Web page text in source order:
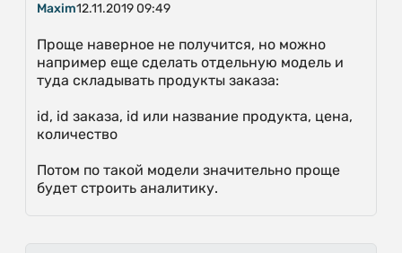
Maxim12.11.2019 09:49
Проще наверное не получится, но можно
например еще сделать отдельную модель и
туда складывать продукты заказа:
id, id заказа, id или название продукта, цена,
количество
Потом по такой модели значительно проще
будет строить аналитику.